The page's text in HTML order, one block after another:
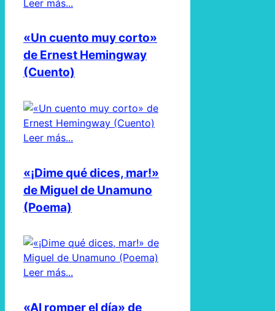
Leer más...
«Un cuento muy corto»
de Ernest Hemingway
(Cuento)
Leer más...
«¡Dime qué dices, mar!»
de Miguel de Unamuno
(Poema)
Leer más...
«Al romper el día» de